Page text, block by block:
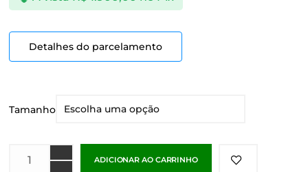
Detalhes do parcelamento
Tamanho
ADICIONAR AO CARRINHO